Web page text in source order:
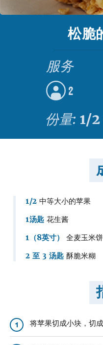
松脆
服务
2
份量: 1/
1/2 中等大小的苹果
1汤匙 花生酱
1（8英寸）
全麦玉米饼
2 至 3 汤匙 酥脆米糊
1 将苹果切成小块，切